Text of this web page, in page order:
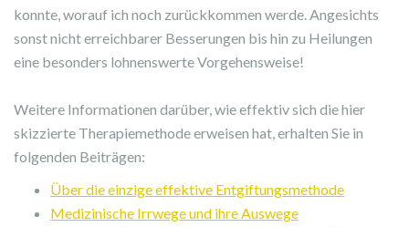
konnte, worauf ich noch zurückkommen werde. Angesichts
sonst nicht erreichbarer Besserungen bis hin zu Heilungen
eine besonders lohnenswerte Vorgehensweise!
Weitere Informationen darüber, wie effektiv sich die hier
skizzierte Therapiemethode erweisen hat, erhalten Sie in
folgenden Beiträgen:
Über die einzige effektive Entgiftungsmethode
Medizinische Irrwege und ihre Auswege